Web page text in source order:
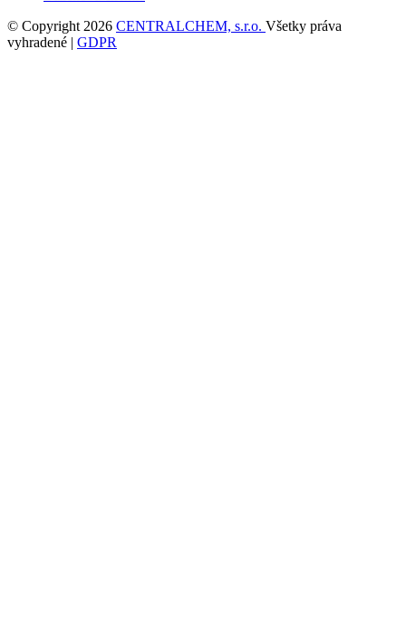
© Copyright 2026 CENTRALCHEM, s.r.o. Všetky práva
vyhradené | GDPR